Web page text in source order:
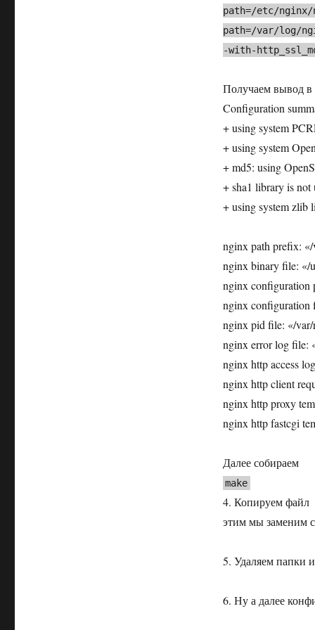
path=/etc/
path=/var/log/
-with-
Получаем вывод в
Configuration
+ using system
+ using system
+ md5: using
+ sha1 library is not
+ using system zlib
nginx path prefix:
nginx binary file: «/
nginx configuration
nginx configuration
nginx pid file: «/
nginx error log file:
nginx http access
nginx http client
nginx http proxy
nginx http fastcgi
Далее собираем
make
4. Копируем файл
этим мы заменим
5. Удаляем папки
6. Ну а далее